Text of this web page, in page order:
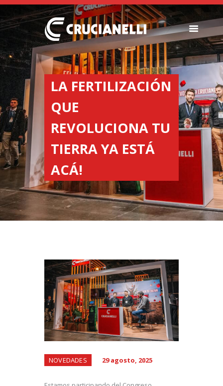
LA FERTILIZACIÓN
QUE
REVOLUCIONA TU
TIERRA YA ESTÁ
ACÁ!
SEMBRADORAS
FERTILIZADORAS
INSTITUCIONAL
CONCESIONARIOS
NOVEDADES
CONTACTO
NOVEDADES 29 agosto, 2025